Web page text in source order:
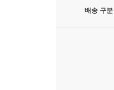
배송 구분